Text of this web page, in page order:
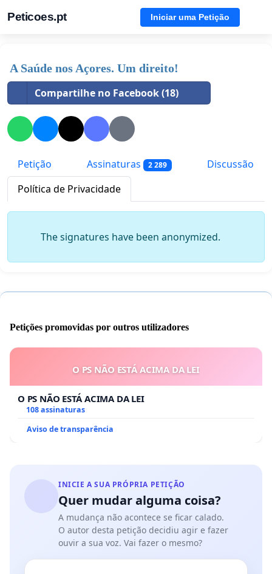
Peticoes.pt Iniciar uma Petição
A Saúde nos Açores. Um direito!
Compartilhe no Facebook (18)
Petição Assinaturas 2 289
Discussão
Política de Privacidade
The signatures have been anonymized.
Petições promovidas por outros utilizadores
O PS NÃO ESTÁ ACIMA DA LEI
O PS NÃO ESTÁ ACIMA DA LEI
108 assinaturas
Aviso de transparência
INICIE A SUA PRÓPRIA PETIÇÃO
Quer mudar alguma coisa?
A mudança não acontece se ficar calado.
O autor desta petição decidiu agir e fazer
ouvir a sua voz. Vai fazer o mesmo?